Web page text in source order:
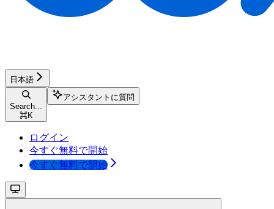
日本語
Search...
⌘K
アシスタントに質問
ログイン
今すぐ無料で開始
今すぐ無料で開始